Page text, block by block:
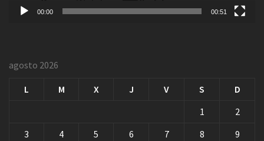
00:00 00:51
agosto 2026
L M X J V S
D
1
2
3
4 5 6 7 8
9